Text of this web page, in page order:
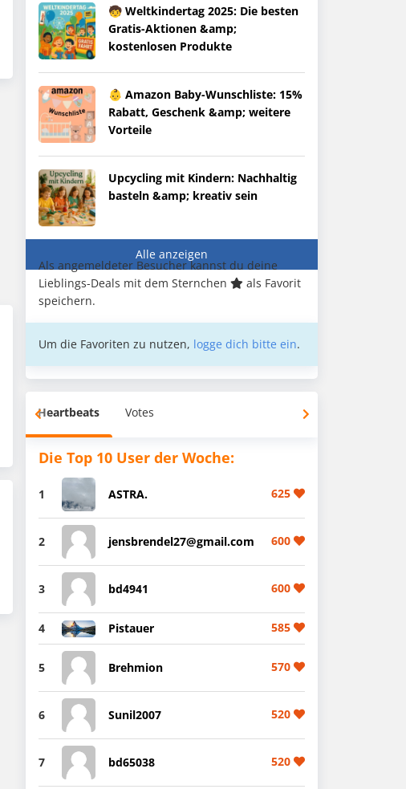
🧒 Weltkindertag 2025: Die besten
Gratis-Aktionen &amp;
kostenlosen Produkte
👶 Amazon Baby-Wunschliste: 15%
Rabatt, Geschenk &amp; weitere
Vorteile
Upcycling mit Kindern: Nachhaltig
basteln &amp; kreativ sein
Alle anzeigen
Als angemeldeter Besucher kannst du deine
Lieblings-Deals mit dem Sternchen
als Favorit
speichern.
Um die Favoriten zu nutzen, logge dich bitte ein.
Heartbeats Votes
Die Top 10 User der Woche:
1 ASTRA. 625
2 jensbrendel27@gmail.com 600
3 bd4941 600
4 Pistauer 585
5 Brehmion 570
6 Sunil2007 520
7 bd65038 520